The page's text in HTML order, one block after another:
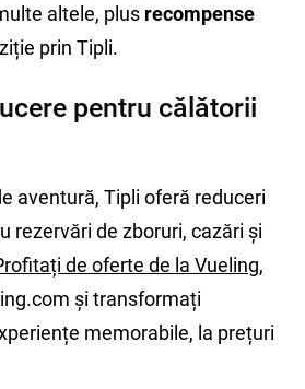
altele, plus recompense
prin Tipli.
pentru călătorii
aventură, Tipli oferă reduceri
rezervări de zboruri, cazări și
de oferte de la Vueling,
și transformați
memorabile, la prețuri